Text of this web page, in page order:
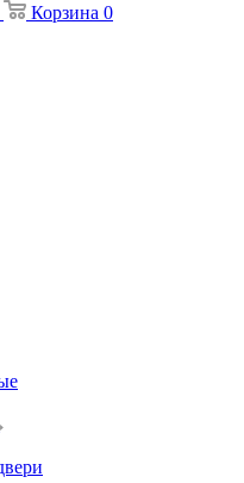
Корзина 0